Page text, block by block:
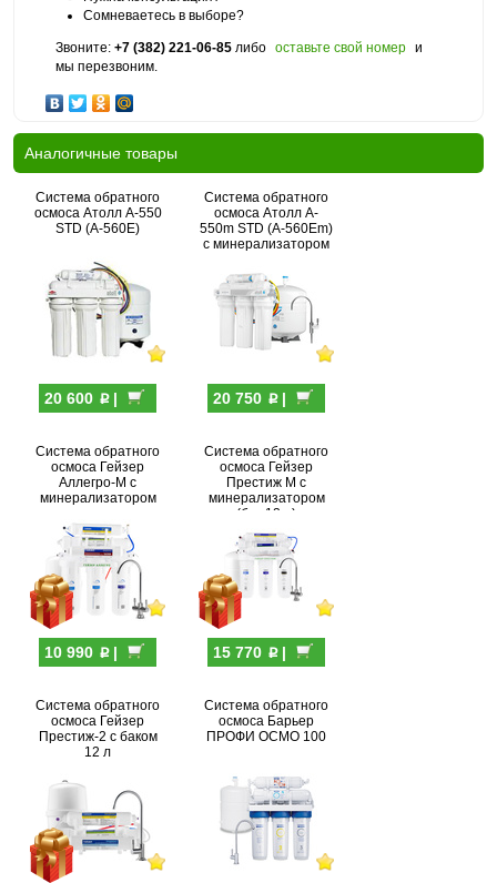
Сомневаетесь в выборе?
Звоните: +7 (382) 221-06-85 либо оставьте свой номер и
мы перезвоним.
Аналогичные товары
Система обратного
осмоса Атолл A-550
STD (A-560E)
20 600 p|
Система обратного
осмоса Атолл A-
550m STD (A-560Em)
с минерализатором
20 750 p|
Система обратного
осмоса Гейзер
Аллегро-М с
минерализатором
10 990 p|
Система обратного
осмоса Гейзер
Престиж М с
минерализатором
(бак 12 л)
15 770 p|
Система обратного
осмоса Гейзер
Престиж-2 с баком
12 л
Система обратного
осмоса Барьер
ПРОФИ ОСМО 100